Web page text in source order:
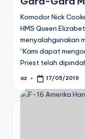
Komodor Nick
HMS Queen
menyalahgunakan
“Kami dapat
Priest telah
Posted
az 17/05/2019